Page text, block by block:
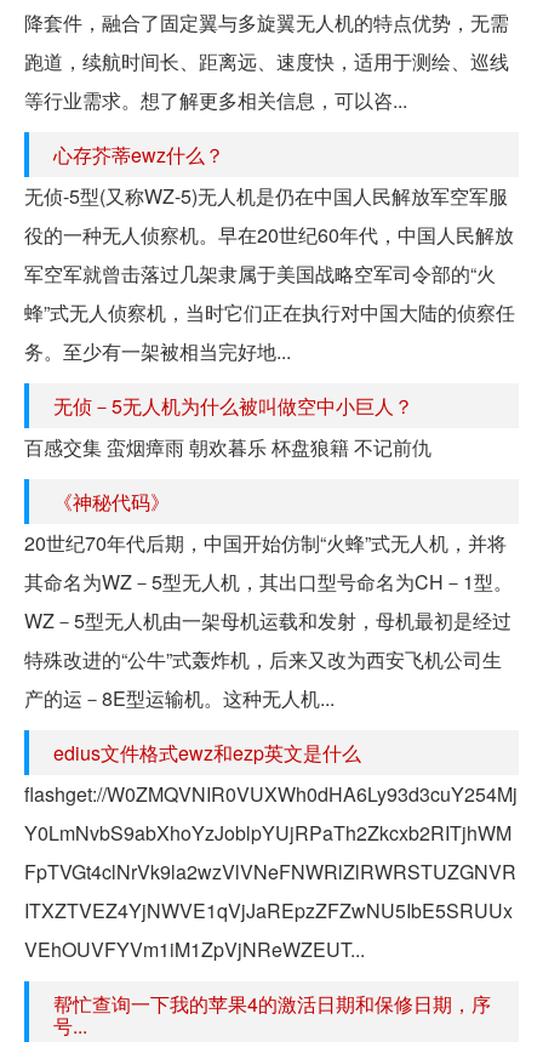
降套件，融合了固定翼与多旋翼无人机的特点优势，无需
跑道，续航时间长、距离远、速度快，适用于测绘、巡线
等行业需求。想了解更多相关信息，可以咨...
心存芥蒂ewz什么？
无侦-5型(又称WZ-5)无人机是仍在中国人民解放军空军服
役的一种无人侦察机。早在20世纪60年代，中国人民解放
军空军就曾击落过几架隶属于美国战略空军司令部的“火
蜂”式无人侦察机，当时它们正在执行对中国大陆的侦察任
务。至少有一架被相当完好地...
无侦－5无人机为什么被叫做空中小巨人？
百感交集 蛮烟瘴雨 朝欢暮乐 杯盘狼籍 不记前仇
《神秘代码》
20世纪70年代后期，中国开始仿制“火蜂”式无人机，并将
其命名为WZ－5型无人机，其出口型号命名为CH－1型。
WZ－5型无人机由一架母机运载和发射，母机最初是经过
特殊改进的“公牛”式轰炸机，后来又改为西安飞机公司生
产的运－8E型运输机。这种无人机...
edius文件格式ewz和ezp英文是什么
flashget://W0ZMQVNIR0VUXWh0dHA6Ly93d3cuY254Mj
Y0LmNvbS9abXhoYzJoblpYUjRPaTh2Zkcxb2RITjhWM
FpTVGt4clNrVk9la2wzVlVNeFNWRlZlRWRSTUZGNVR
ITXZTVEZ4YjNWVE1qVjJaREpzZFZwNU5IbE5SRUUx
VEhOUVFYVm1iM1ZpVjNReWZEUT...
帮忙查询一下我的苹果4的激活日期和保修日期，序
号...